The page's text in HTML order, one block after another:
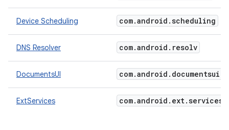
Device Scheduling com.android .scheduling
DNS Resolver com.android . resolv
DocumentsUI com.android . documentsui
ExtServices com.android . ext.services